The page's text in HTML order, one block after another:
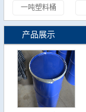
一吨塑料桶
产品展示